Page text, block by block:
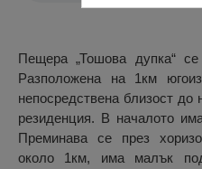
Пещера „Тошова дупка“
Разположена на 1км
непосредствена близост до
резиденция. В началото
Преминава се през
около 1км, има малък